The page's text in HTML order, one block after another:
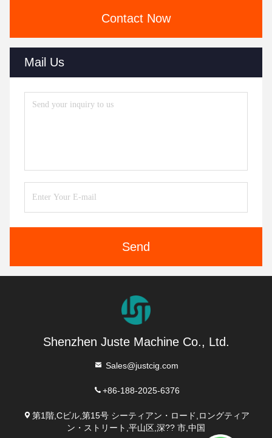
Contact Now
Mail Us
Send
Shenzhen Juste Machine Co., Ltd.
Sales@justcig.com
+86-188-2025-6376
第1階,Cビル,第15号 シーティアン・ロード,ロングティア
ン・ストリート,平山区,深?? 市,中国